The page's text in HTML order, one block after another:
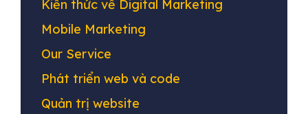
Kiến thức về Digital Marketing
Mobile Marketing
Our Service
Phát triển web và code
Quản trị website